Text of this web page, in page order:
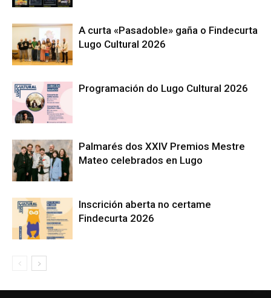
A curta «Pasadoble» gaña o Findecurta
Lugo Cultural 2026
Programación do Lugo Cultural 2026
Palmarés dos XXIV Premios Mestre
Mateo celebrados en Lugo
Inscrición aberta no certame
Findecurta 2026